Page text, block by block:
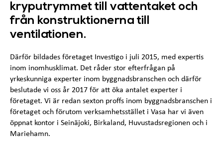
kryputrymmet till vattentaket och
från konstruktionerna till
ventilationen.
Därför bildades företaget Investigo i juli 2015, med expertis
inom inomhusklimat. Det råder stor efterfrågan på
yrkeskunniga experter inom byggnadsbranschen och därför
beslutade vi oss år 2017 för att öka antalet experter i
företaget. Vi är redan sexton proffs inom byggnadsbranschen i
företaget och förutom verksamhetsstället i Vasa har vi även
öppnat kontor i Seinäjoki, Birkaland, Huvustadsregionen och i
Mariehamn.